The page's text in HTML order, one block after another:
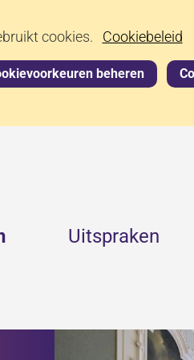
cookies.
Cookiebeleid
beheren
naar
de
inhoud
Uitspraken